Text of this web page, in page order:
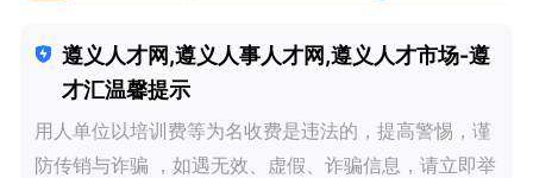
遵义人才网,遵义人事人才网,遵义人才市场-遵
才汇温馨提示
用人单位以培训费等为名收费是违法的，提高警惕，谨
防传销与诈骗 ，如遇无效、虚假、诈骗信息，请立即举